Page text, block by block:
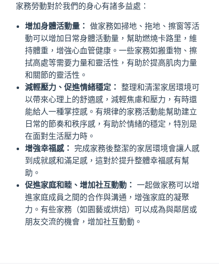
家務勞動對於我們的身心有諸多益處：
增加身體活動量： 做家務如掃地、拖地、擦窗等活
動可以增加日常身體活動量，幫助燃燒卡路里，維
持體重，增強心血管健康。一些家務如搬重物、擦
拭高處等需要力量和靈活性，有助於提高肌肉力量
和關節的靈活性。
減輕壓力、促進情緒穩定： 整理和清潔家居環境可
以帶來心理上的舒適感，減輕焦慮和壓力，有時還
能給人一種掌控感。有規律的家務活動能幫助建立
日常的節奏和秩序感，有助於情緒的穩定，特別是
在面對生活壓力時。
增強幸福感： 完成家務後整潔的家居環境會讓人感
到成就感和滿足感，這對於提升整體幸福感有幫
助。
促進家庭和睦、增加社互動動： 一起做家務可以增
進家庭成員之間的合作與溝通，增強家庭的凝聚
力。有些家務（如園藝或烘焙）可以成為與鄰居或
朋友交流的機會，增加社互動動。